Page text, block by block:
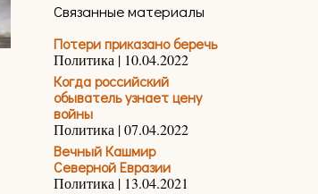
Связанные материалы
Потери приказано беречь
Политика | 10.04.2022
Когда российский
обыватель узнает цену
войны
Политика | 07.04.2022
Вечный Кашмир
Северной Евразии
Политика | 13.04.2021